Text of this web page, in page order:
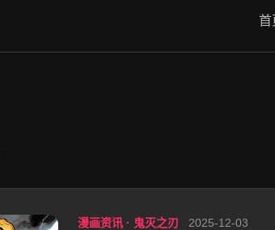
首
漫画资讯 · 鬼灭之刃 2025-12-03